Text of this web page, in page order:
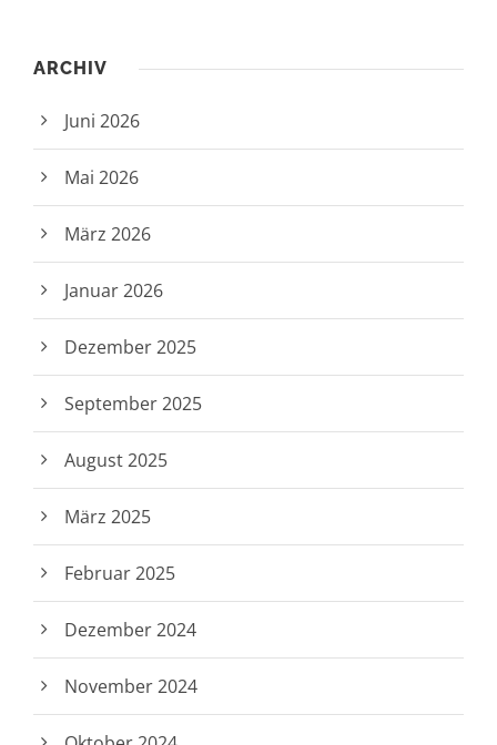
ARCHIV
Juni 2026
Mai 2026
März 2026
Januar 2026
Dezember 2025
September 2025
August 2025
März 2025
Februar 2025
Dezember 2024
November 2024